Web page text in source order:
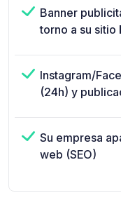
Banner
torno a su sitio
Instagram/
(24h) y
Su empresa
web (SEO)